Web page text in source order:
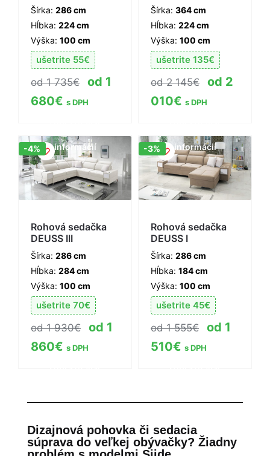
Šírka: 286 cm
Hĺbka: 224 cm
Výška: 100 cm
ušetrite 55€
1 735€
1
680€ s DPH
informácií
Šírka: 364 cm
Hĺbka: 224 cm
Výška: 100 cm
ušetrite 135€
2 145€
2
010€ s DPH
informácií
Zľava!
-4%
Rohová sedačka
DEUSS III
Šírka: 286 cm
Hĺbka: 284 cm
Výška: 100 cm
ušetrite 70€
1 930€
1
860€ s DPH
Zľava!
-3%
Rohová sedačka
DEUSS I
Šírka: 286 cm
Hĺbka: 184 cm
Výška: 100 cm
ušetrite 45€
1 555€
1
510€ s DPH
Dizajnová pohovka či sedacia
súprava do veľkej obývačky? Žiadny